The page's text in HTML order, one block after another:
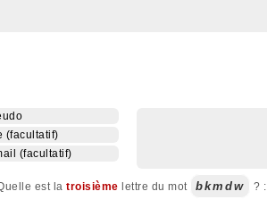
est la troisième lettre du mot bkmdw ? :